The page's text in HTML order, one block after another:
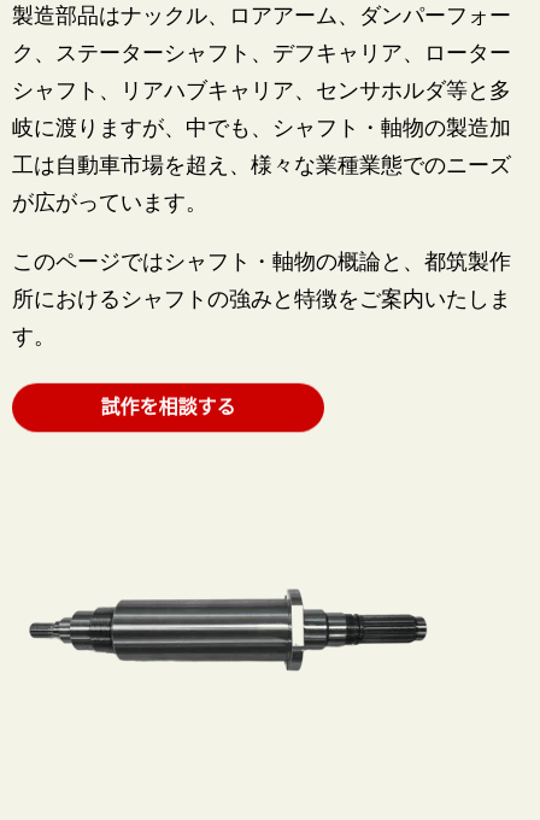
製造部品はナックル、ロアアーム、ダンパーフォー
ク、ステーターシャフト、デフキャリア、ローター
シャフト、リアハブキャリア、センサホルダ等と多
岐に渡りますが、中でも、シャフト・軸物の製造加
工は自動車市場を超え、様々な業種業態でのニーズ
が広がっています。
このページではシャフト・軸物の概論と、都筑製作
所におけるシャフトの強みと特徴をご案内いたしま
す。